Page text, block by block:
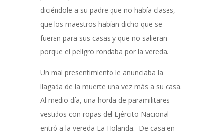
diciéndole a su padre que no había clases,
que los maestros habían dicho que se
fueran para sus casas y que no salieran
porque el peligro rondaba por la vereda.
Un mal presentimiento le anunciaba la
llagada de la muerte una vez más a su casa.
Al medio día, una horda de paramilitares
vestidos con ropas del Ejército Nacional
entró a la vereda La Holanda. De casa en